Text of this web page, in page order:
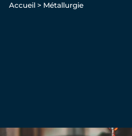
Accueil > Métallurgie